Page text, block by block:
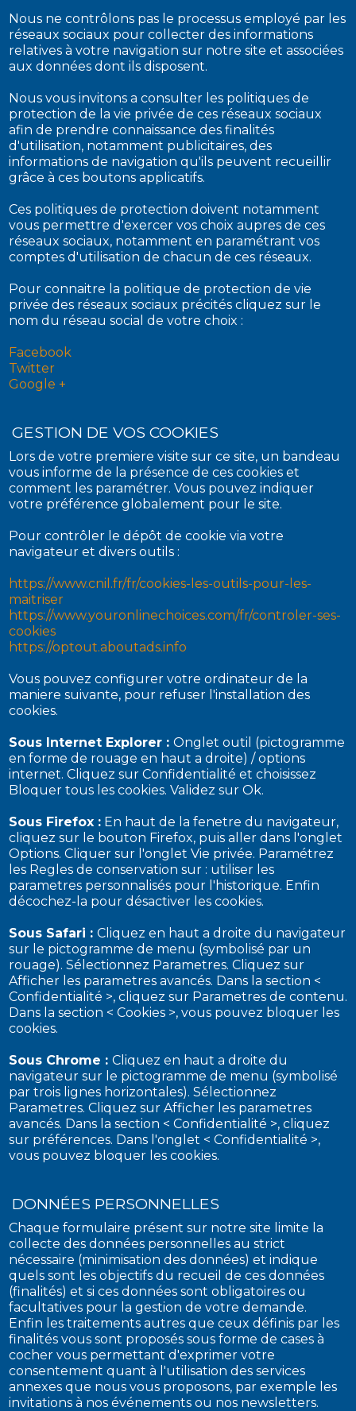
Nous ne contrôlons pas le processus employé par les
réseaux sociaux pour collecter des informations
relatives à votre navigation sur notre site et associées
aux données dont ils disposent.
Nous vous invitons a consulter les politiques de
protection de la vie privée de ces réseaux sociaux
afin de prendre connaissance des finalités
d'utilisation, notamment publicitaires, des
informations de navigation qu'ils peuvent recueillir
grâce à ces boutons applicatifs.
Ces politiques de protection doivent notamment
vous permettre d'exercer vos choix aupres de ces
réseaux sociaux, notamment en paramétrant vos
comptes d'utilisation de chacun de ces réseaux.
Pour connaitre la politique de protection de vie
privée des réseaux sociaux précités cliquez sur le
nom du réseau social de votre choix :
Facebook
Twitter
Google +
GESTION DE VOS COOKIES
Lors de votre premiere visite sur ce site, un bandeau
vous informe de la présence de ces cookies et
comment les paramétrer. Vous pouvez indiquer
votre préférence globalement pour le site.
Pour contrôler le dépôt de cookie via votre
navigateur et divers outils :
https://www.cnil.fr/fr/cookies-les-outils-pour-les-
maitriser
https://www.youronlinechoices.com/fr/controler-ses-
cookies
https://optout.aboutads.info
Vous pouvez configurer votre ordinateur de la
maniere suivante, pour refuser l'installation des
cookies.
Sous Internet Explorer : Onglet outil (pictogramme
en forme de rouage en haut a droite) / options
internet. Cliquez sur Confidentialité et choisissez
Bloquer tous les cookies. Validez sur Ok.
Sous Firefox : En haut de la fenetre du navigateur,
cliquez sur le bouton Firefox, puis aller dans l'onglet
Options. Cliquer sur l'onglet Vie privée. Paramétrez
les Regles de conservation sur : utiliser les
parametres personnalisés pour l'historique. Enfin
décochez-la pour désactiver les cookies.
Sous Safari : Cliquez en haut a droite du navigateur
sur le pictogramme de menu (symbolisé par un
rouage). Sélectionnez Parametres. Cliquez sur
Afficher les parametres avancés. Dans la section <
Confidentialité >, cliquez sur Parametres de contenu.
Dans la section < Cookies >, vous pouvez bloquer les
cookies.
Sous Chrome : Cliquez en haut a droite du
navigateur sur le pictogramme de menu (symbolisé
par trois lignes horizontales). Sélectionnez
Parametres. Cliquez sur Afficher les parametres
avancés. Dans la section < Confidentialité >, cliquez
sur préférences. Dans l'onglet < Confidentialité >,
vous pouvez bloquer les cookies.
DONNÉES PERSONNELLES
Chaque formulaire présent sur notre site limite la
collecte des données personnelles au strict
nécessaire (minimisation des données) et indique
quels sont les objectifs du recueil de ces données
(finalités) et si ces données sont obligatoires ou
facultatives pour la gestion de votre demande.
Enfin les traitements autres que ceux définis par les
finalités vous sont proposés sous forme de cases à
cocher vous permettant d'exprimer votre
consentement quant à l'utilisation des services
annexes que nous vous proposons, par exemple les
invitations à nos événements ou nos newsletters.